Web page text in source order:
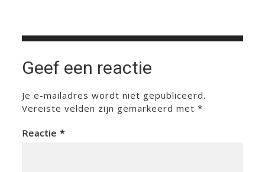
Geef een reactie
Je e-mailadres wordt niet gepubliceerd.
Vereiste velden zijn gemarkeerd met*
Reactie*